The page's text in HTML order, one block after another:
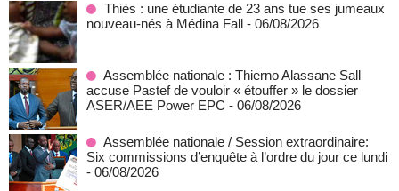
Thiès : une étudiante de 23 ans tue ses jumeaux
nouveau-nés à Médina Fall - 06/08/2026
Assemblée nationale : Thierno Alassane Sall
accuse Pastef de vouloir « étouffer » le dossier
ASER/AEE Power EPC - 06/08/2026
Assemblée nationale / Session extraordinaire:
Six commissions d’enquête à l’ordre du jour ce lundi
- 06/08/2026